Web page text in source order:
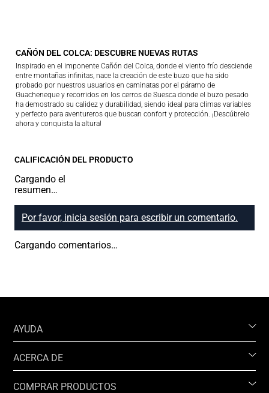
CAÑÓN DEL COLCA: DESCUBRE NUEVAS RUTAS
Inspirado en el imponente Cañón del Colca, donde el viento frío desciende
entre montañas infinitas, nace la creación de este buzo que ha sido
probado por nuestros usuarios en caminatas por el páramo de
Guacheneque y recorridos en los cerros de Suesca donde el buzo pesado
ha demostrado su calidez y durabilidad, siendo ideal para climas variables
y perfecto para aventureros que buscan confort y protección. ¡Descúbrelo
ahora y conquista la altura!
CALIFICACIÓN DEL PRODUCTO
Cargando el
resumen…
Por favor, inicia sesión para escribir un comentario.
Cargando comentarios…
AYUDA
ACERCA DE
COMPRAR PRODUCTOS